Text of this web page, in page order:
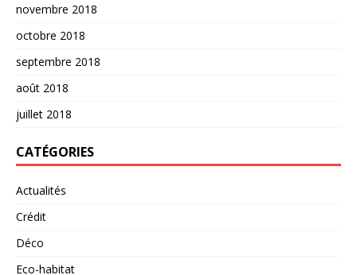
novembre 2018
octobre 2018
septembre 2018
août 2018
juillet 2018
CATÉGORIES
Actualités
Crédit
Déco
Eco-habitat